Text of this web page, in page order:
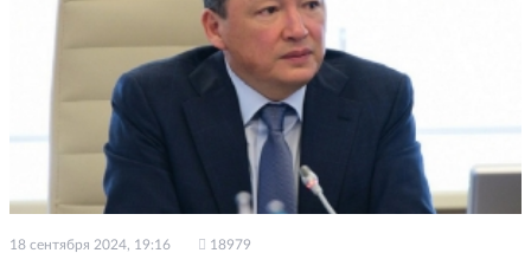
18 сентября 2024, 19:16 18979